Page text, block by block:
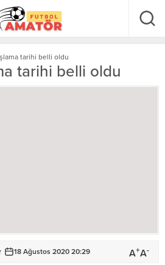
tarihi belli oldu
tarihi belli oldu
18 Ağustos 2020 20:29 A+A-